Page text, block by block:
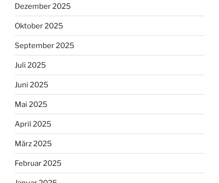
Dezember 2025
Oktober 2025
September 2025
Juli 2025
Juni 2025
Mai 2025
April 2025
März 2025
Februar 2025